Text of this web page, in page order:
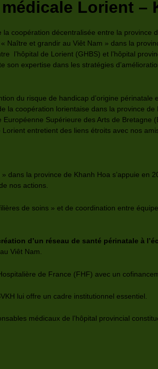
Lorient –
coopération décentralisée entre la province
Naître et grandir au Viêt Nam » dans la
l’hôpital de Lorient (GHBS) et l’hôpital
son expertise dans les stratégies
du risque de handicap d’origine périnatale
la coopération lorientaise dans la province
Supérieure des Arts de Bretagne
entretient des liens étroits avec nos
dans la province de Khanh Hoa s’appuie en
nos actions.
de soins » et de coordination entre
d’un réseau de santé périnatale à
Viêt Nam.
de France (FHF) avec un
lui offre un cadre institutionnel essentiel.
médicaux de l’hôpital provincial